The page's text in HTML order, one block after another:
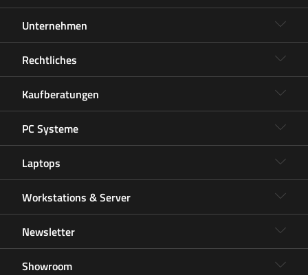
Unternehmen
Rechtliches
Kaufberatungen
PC Systeme
Laptops
Workstations & Server
Newsletter
Showroom